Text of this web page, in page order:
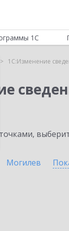
1С
1С:Изменение
Могилев